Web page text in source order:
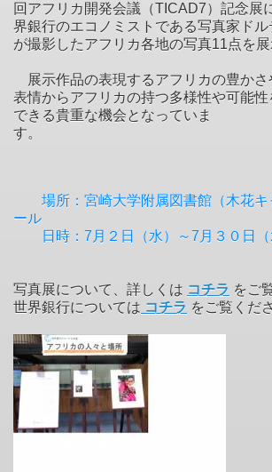
回アフリカ開発会議（TICAD7）記念展
界銀行のエコノミストである写真家ド
が撮影したアフリカ各地の写真11点を
展示作品の表現するアフリカの豊かさ
表情からアフリカの持つ多様性や可能
できる貴重な機会となっていま
す。
場所：宮崎大学附属図書館（木花
ール
日時：7月２日（水）～7月３０日（
写真展について、詳しくは コチラ をご
世界銀行については コチラ をご覧くだ